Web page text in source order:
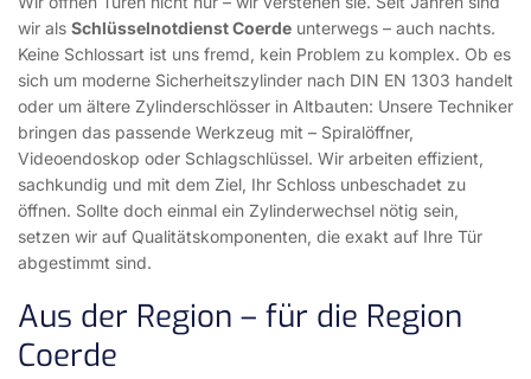
wir als Schlüsselnotdienst Coerde unterwegs – auch nachts.
Keine Schlossart ist uns fremd, kein Problem zu komplex. Ob es
sich um moderne Sicherheitszylinder nach DIN EN 1303 handelt
oder um ältere Zylinderschlösser in Altbauten: Unsere Techniker
bringen das passende Werkzeug mit – Spiralöffner,
Videoendoskop oder Schlagschlüssel. Wir arbeiten effizient,
sachkundig und mit dem Ziel, Ihr Schloss unbeschadet zu
öffnen. Sollte doch einmal ein Zylinderwechsel nötig sein,
setzen wir auf Qualitätskomponenten, die exakt auf Ihre Tür
abgestimmt sind.
Aus der Region – für die Region
Coerde